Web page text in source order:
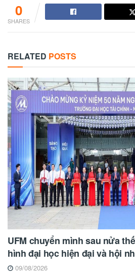
0
SHARES
RELATED POSTS
UFM chuyển mình sau nửa
hình đại học hiện đại và hội
09/08/2026